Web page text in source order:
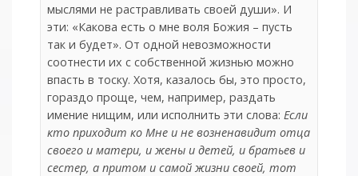
мыслями не растравливать своей души». И
эти: «Какова есть о мне воля Божия – пусть
так и будет». От одной невозможности
соотнести их с собственной жизнью можно
впасть в тоску. Хотя, казалось бы, это просто,
гораздо проще, чем, например, раздать
имение нищим, или исполнить эти слова: Если
кто приходит ко Мне и не возненавидит отца
своего и матери, и жены и детей, и братьев и
сестер, а притом и самой жизни своей, тот